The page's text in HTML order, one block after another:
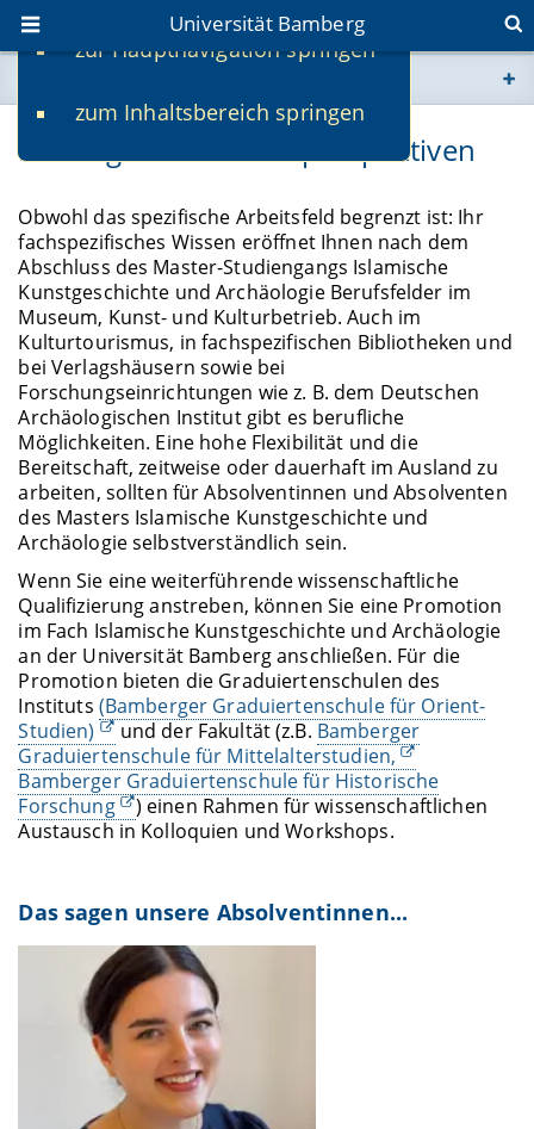
zur Hauptnavigation springen
zum Inhaltsbereich springen
Universität Bamberg
www.uni-bamberg.de
fis.uni-bamberg.de
Bildungs- und Berufsperspektiven
Obwohl das spezifische Arbeitsfeld begrenzt ist: Ihr
fachspezifisches Wissen eröffnet Ihnen nach dem
Abschluss des Master-Studiengangs Islamische
Kunstgeschichte und Archäologie Berufsfelder im
Museum, Kunst- und Kulturbetrieb. Auch im
Kulturtourismus, in fachspezifischen Bibliotheken und
bei Verlagshäusern sowie bei
Forschungseinrichtungen wie z. B. dem Deutschen
Archäologischen Institut gibt es berufliche
Möglichkeiten. Eine hohe Flexibilität und die
Bereitschaft, zeitweise oder dauerhaft im Ausland zu
arbeiten, sollten für Absolventinnen und Absolventen
des Masters Islamische Kunstgeschichte und
Archäologie selbstverständlich sein.
Wenn Sie eine weiterführende wissenschaftliche
Qualifizierung anstreben, können Sie eine Promotion
im Fach Islamische Kunstgeschichte und Archäologie
an der Universität Bamberg anschließen. Für die
Promotion bieten die Graduiertenschulen des
Instituts (Bamberger Graduiertenschule für Orient-
Studien)
und der Fakultät (z.B. Bamberger
Graduiertenschule für Mittelalterstudien,
Bamberger Graduiertenschule für Historische
Forschung
) einen Rahmen für wissenschaftlichen
Austausch in Kolloquien und Workshops.
Das sagen unsere Absolventinnen...